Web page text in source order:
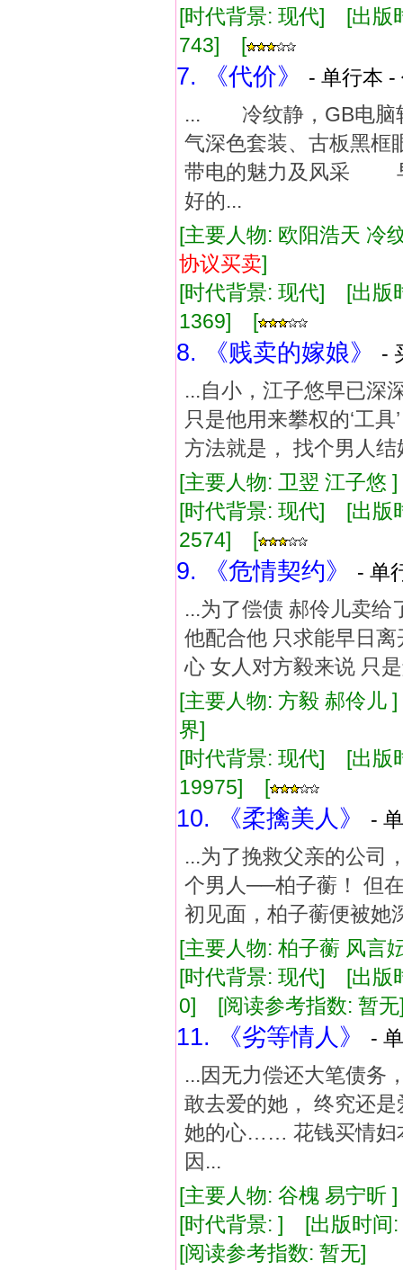
[时代背景: 现代] [出
743] [
7. 《代价》
- 单行本
... 冷纹静，GB电脑
气深色套装、古板
带电的魅力及风采
好的...
[主要人物: 欧阳浩天
协议买卖]
[时代背景: 现代] [出
1369] [
8. 《贱卖的嫁娘》
-
...自小，江子悠早已
只是他用来攀权的‘工
方法就是， 找个男人
[主要人物: 卫翌 江子
[时代背景: 现代] [出
2574] [
9. 《危情契约》
- 单
...为了偿债 郝伶儿卖
他配合他 只求能早日
心 女人对方毅来说 只
[主要人物: 方毅 郝伶
界]
[时代背景: 现代] [出
19975] [
10. 《柔擒美人》
-
...为了挽救父亲的公司
个男人──柏子蘅！ 但
初见面，柏子蘅便被她
[主要人物: 柏子蘅 风
[时代背景: 现代] [出
0] [阅读参考指数: 暂无
11. 《劣等情人》
-
...因无力偿还大笔债务
敢去爱的她， 终究还
她的心…… 花钱买情妇
因...
[主要人物: 谷槐 易宁
[时代背景: ] [出版时
[阅读参考指数: 暂无]